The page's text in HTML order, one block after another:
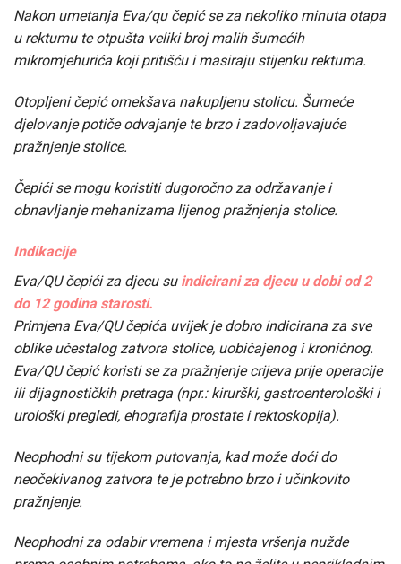
Nakon umetanja Eva/qu čepić se za nekoliko minuta otapa
u rektumu te otpušta veliki broj malih šumećih
mikromjehurića koji pritišću i masiraju stijenku rektuma.
Otopljeni čepić omekšava nakupljenu stolicu. Šumeće
djelovanje potiče odvajanje te brzo i zadovoljavajuće
pražnjenje stolice.
Čepići se mogu koristiti dugoročno za održavanje i
obnavljanje mehanizama lijenog pražnjenja stolice.
Indikacije
Eva/QU čepići za djecu suindicirani za djecu u dobi od 2
do 12 godina starosti.
Primjena Eva/QU čepića uvijek je dobro indicirana za sve
oblike učestalog zatvora stolice, uobičajenog i kroničnog.
Eva/QU čepić koristi se za pražnjenje crijeva prije operacije
ili dijagnostičkih pretraga (npr.: kirurški, gastroenterološki i
urološki pregledi, ehografija prostate i rektoskopija).
Neophodni su tijekom putovanja, kad može doći do
neočekivanog zatvora te je potrebno brzo i učinkovito
pražnjenje.
Neophodni za odabir vremena i mjesta vršenja nužde